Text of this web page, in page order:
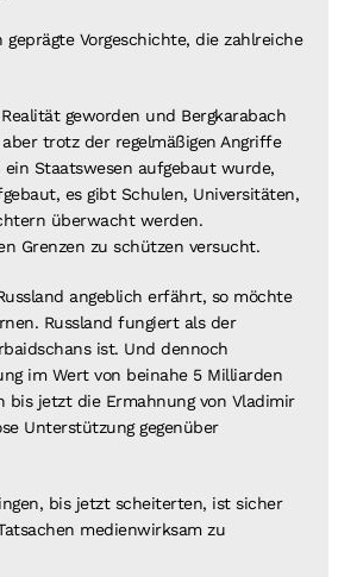
Vorgeschichte, die zahlreiche
geworden und Bergkarabach
trotz der regelmäßigen Angriffe
Staatswesen aufgebaut wurde,
es gibt Schulen, Universitäten,
überwacht werden.
Grenzen zu schützen versucht.
angeblich erfährt, so möchte
Russland fungiert als der
ist. Und dennoch
im Wert von beinahe 5 Milliarden
bis jetzt die Ermahnung von Vladimir
Unterstützung gegenüber
bis jetzt scheiterten, ist sicher
medienwirksam zu